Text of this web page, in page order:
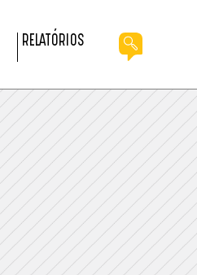
RELATÓRIOS